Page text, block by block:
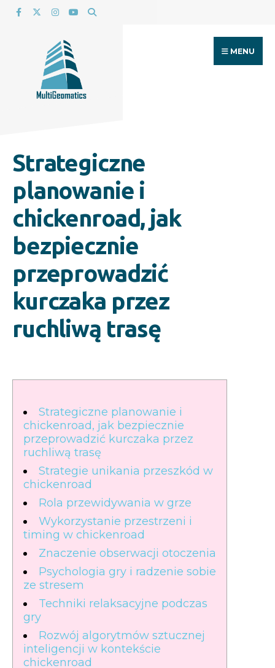
Skip
MENU
Strategiczne
planowanie i
chickenroad, jak
bezpiecznie
przeprowadzić
kurczaka przez
ruchliwą trasę
Strategiczne planowanie i
chickenroad, jak bezpiecznie
przeprowadzić kurczaka przez
ruchliwą trasę
Strategie unikania przeszkód w
chickenroad
Rola przewidywania w grze
Wykorzystanie przestrzeni i
timing w chickenroad
Znaczenie obserwacji otoczenia
Psychologia gry i radzenie sobie
ze stresem
Techniki relaksacyjne podczas
gry
Rozwój algorytmów sztucznej
inteligencji w kontekście
chickenroad
Search